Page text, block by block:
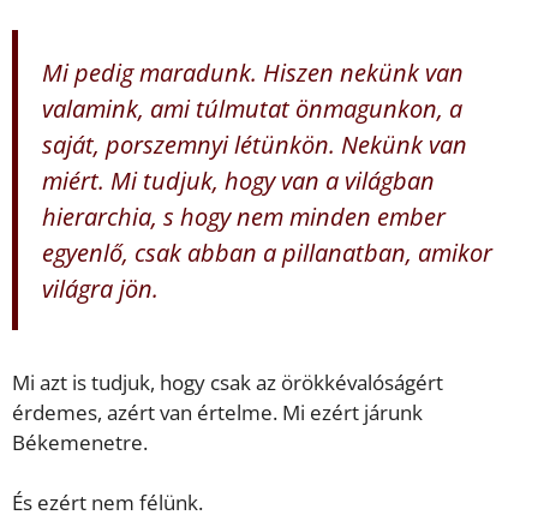
Mi pedig maradunk. Hiszen nekünk van
valamink, ami túlmutat önmagunkon, a
saját, porszemnyi létünkön. Nekünk van
miért. Mi tudjuk, hogy van a világban
hierarchia, s hogy nem minden ember
egyenlő, csak abban a pillanatban, amikor
világra jön.
Mi azt is tudjuk, hogy csak az örökkévalóságért
érdemes, azért van értelme. Mi ezért járunk
Békemenetre.
És ezért nem félünk.